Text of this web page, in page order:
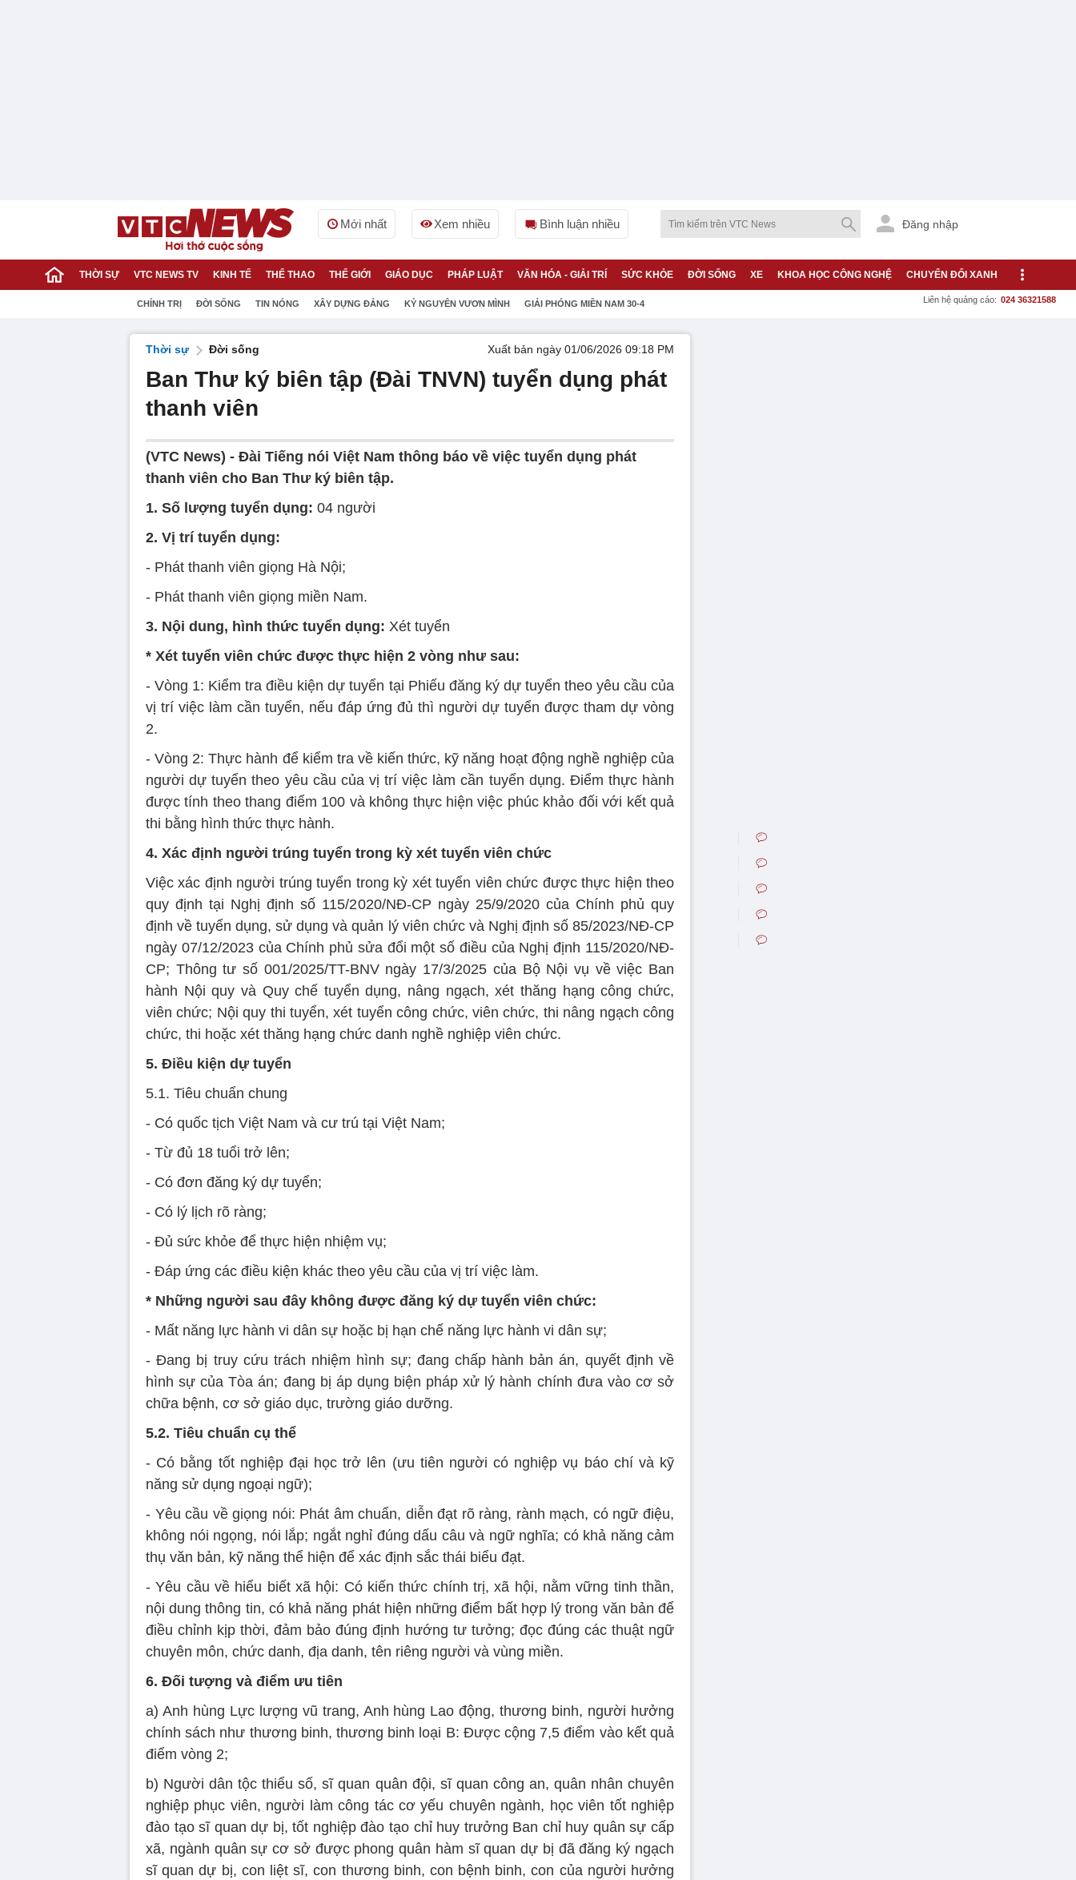
Mới nhất Xem nhiều Bình luận nhiều Đăng nhập
THỜI SỰ VTC NEWS TV KINH TẾ THỂ THAO THẾ GIỚI GIÁO DỤC PHÁP LUẬT VĂN HÓA - GIẢI TRÍ SỨC KHỎE ĐỜI SỐNG XE KHOA HỌC CÔNG NGHỆ CHUYỂN ĐỔI XANH
CHÍNH TRỊ ĐỜI SỐNG TIN NÓNG XÂY DỰNG ĐẢNG KỶ NGUYÊN VƯƠN MÌNH GIẢI PHÓNG MIỀN NAM 30-4 Liên hệ quảng cáo: 024 36321588
Thời sự Đời sống Xuất bản ngày 01/06/2026 09:18 PM
Ban Thư ký biên tập (Đài TNVN) tuyển dụng phát
thanh viên
(VTC News) - Đài Tiếng nói Việt Nam thông báo về việc tuyển dụng phát
thanh viên cho Ban Thư ký biên tập.
1. Số lượng tuyển dụng: 04 người
2. Vị trí tuyển dụng:
- Phát thanh viên giọng Hà Nội;
- Phát thanh viên giọng miền Nam.
3. Nội dung, hình thức tuyển dụng: Xét tuyển
* Xét tuyển viên chức được thực hiện 2 vòng như sau:
- Vòng 1: Kiểm tra điều kiện dự tuyển tại Phiếu đăng ký dự tuyển theo yêu cầu của
vị trí việc làm cần tuyển, nếu đáp ứng đủ thì người dự tuyển được tham dự vòng
2.
- Vòng 2: Thực hành để kiểm tra về kiến thức, kỹ năng hoạt động nghề nghiệp của
người dự tuyển theo yêu cầu của vị trí việc làm cần tuyển dụng. Điểm thực hành
được tính theo thang điểm 100 và không thực hiện việc phúc khảo đối với kết quả
thi bằng hình thức thực hành.
4. Xác định người trúng tuyển trong kỳ xét tuyển viên chức
Việc xác định người trúng tuyển trong kỳ xét tuyển viên chức được thực hiện theo
quy định tại Nghị định số 115/2020/NĐ-CP ngày 25/9/2020 của Chính phủ quy
định về tuyển dụng, sử dụng và quản lý viên chức và Nghị định số 85/2023/NĐ-CP
ngày 07/12/2023 của Chính phủ sửa đổi một số điều của Nghị định 115/2020/NĐ-
CP; Thông tư số 001/2025/TT-BNV ngày 17/3/2025 của Bộ Nội vụ về việc Ban
hành Nội quy và Quy chế tuyển dụng, nâng ngạch, xét thăng hạng công chức,
viên chức; Nội quy thi tuyển, xét tuyển công chức, viên chức, thi nâng ngạch công
chức, thi hoặc xét thăng hạng chức danh nghề nghiệp viên chức.
5. Điều kiện dự tuyển
5.1. Tiêu chuẩn chung
- Có quốc tịch Việt Nam và cư trú tại Việt Nam;
- Từ đủ 18 tuổi trở lên;
- Có đơn đăng ký dự tuyển;
- Có lý lịch rõ ràng;
- Đủ sức khỏe để thực hiện nhiệm vụ;
- Đáp ứng các điều kiện khác theo yêu cầu của vị trí việc làm.
* Những người sau đây không được đăng ký dự tuyển viên chức:
- Mất năng lực hành vi dân sự hoặc bị hạn chế năng lực hành vi dân sự;
- Đang bị truy cứu trách nhiệm hình sự; đang chấp hành bản án, quyết định về
hình sự của Tòa án; đang bị áp dụng biện pháp xử lý hành chính đưa vào cơ sở
chữa bệnh, cơ sở giáo dục, trường giáo dưỡng.
5.2. Tiêu chuẩn cụ thể
- Có bằng tốt nghiệp đại học trở lên (ưu tiên người có nghiệp vụ báo chí và kỹ
năng sử dụng ngoại ngữ);
- Yêu cầu về giọng nói: Phát âm chuẩn, diễn đạt rõ ràng, rành mạch, có ngữ điệu,
không nói ngọng, nói lắp; ngắt nghỉ đúng dấu câu và ngữ nghĩa; có khả năng cảm
thụ văn bản, kỹ năng thể hiện để xác định sắc thái biểu đạt.
- Yêu cầu về hiểu biết xã hội: Có kiến thức chính trị, xã hội, nằm vững tinh thần,
nội dung thông tin, có khả năng phát hiện những điểm bất hợp lý trong văn bản để
điều chỉnh kịp thời, đảm bảo đúng định hướng tư tưởng; đọc đúng các thuật ngữ
chuyên môn, chức danh, địa danh, tên riêng người và vùng miền.
6. Đối tượng và điểm ưu tiên
a) Anh hùng Lực lượng vũ trang, Anh hùng Lao động, thương binh, người hưởng
chính sách như thương binh, thương binh loại B: Được cộng 7,5 điểm vào kết quả
điểm vòng 2;
b) Người dân tộc thiểu số, sĩ quan quân đội, sĩ quan công an, quân nhân chuyên
nghiệp phục viên, người làm công tác cơ yếu chuyên ngành, học viên tốt nghiệp
đào tạo sĩ quan dự bị, tốt nghiệp đào tạo chỉ huy trưởng Ban chỉ huy quân sự cấp
xã, ngành quân sự cơ sở được phong quân hàm sĩ quan dự bị đã đăng ký ngạch
sĩ quan dự bị, con liệt sĩ, con thương binh, con bệnh binh, con của người hưởng